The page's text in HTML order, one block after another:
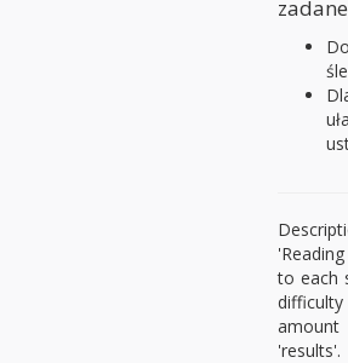
to each
difficulty
'results'.